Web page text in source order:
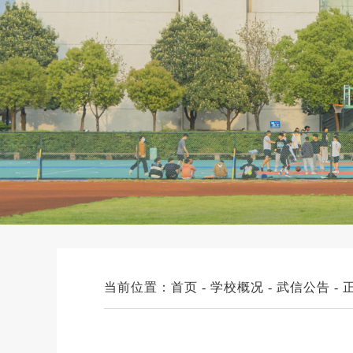
当前位置： 首页 - 学校概况 - 武信公告 -